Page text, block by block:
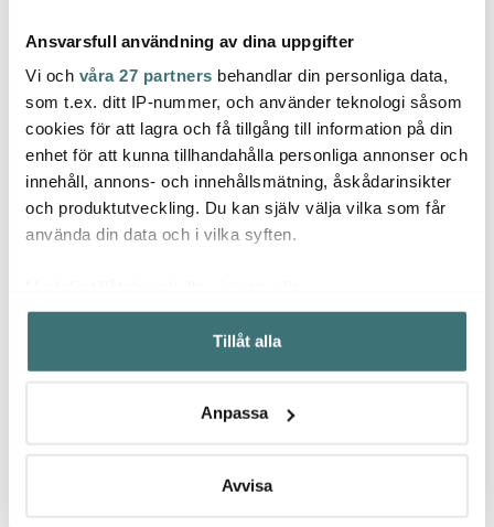
Ansvarsfull användning av dina uppgifter
Vi och våra 27 partners behandlar din personliga data,
som t.ex. ditt IP-nummer, och använder teknologi såsom
cookies för att lagra och få tillgång till information på din
enhet för att kunna tillhandahålla personliga annonser och
innehåll, annons- och innehållsmätning, åskådarinsikter
och produktutveckling. Du kan själv välja vilka som får
använda din data och i vilka syften.
Samla in information om din geografiska plats som
kan ha en noggrannhet på upp till flera meter
Identifiera din enhet genom att aktivt skanna den för
Ta reda på mer om hur dina personliga uppgifter
Du kan ändra eller dra tillbaka ditt samtycke när som
Tillåt alla
Anpassa
Avvisa
Modern House
Basis Lökhållare
Stål/Svart
129 kr
Modern House
Lundi termosmugg 35 cl
svart
299 kr
Låt dig inspireras av våra kunder